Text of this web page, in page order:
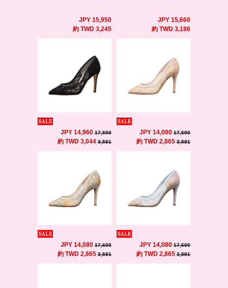
JPY 15,950
約 TWD 3,245
JPY 15,660
約 TWD 3,186
JPY 14,960 17,600
約 TWD 3,044 3,581
JPY 14,080 17,600
約 TWD 2,865 3,581
JPY 14,080 17,600
約 TWD 2,865 3,581
JPY 14,080 17,600
約 TWD 2,865 3,581